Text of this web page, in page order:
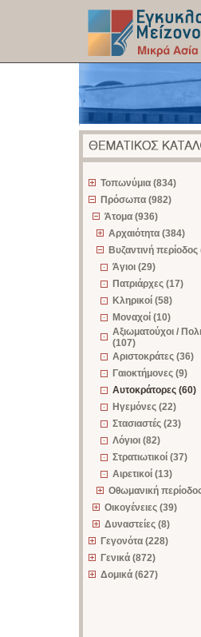
Τοπωνύμια (834)
Πρόσωπα (982)
Άτομα (936)
Αρχαιότητα (384)
Βυζαντινή
Άγιοι (29)
Πατριάρχες (17)
Κληρικοί (58)
Μοναχοί (10)
Αξιωματούχοι /
(107)
Αριστοκράτες (36)
Γαιοκτήμονες (9)
Αυτοκράτορες (60)
Ηγεμόνες (22)
Στασιαστές (23)
Λόγιοι (82)
Στρατιωτικοί (37)
Αιρετικοί (13)
Οθωμανική
Οικογένειες (39)
Δυναστείες (8)
Γεγονότα (228)
Γενικά (872)
Δομικά (627)